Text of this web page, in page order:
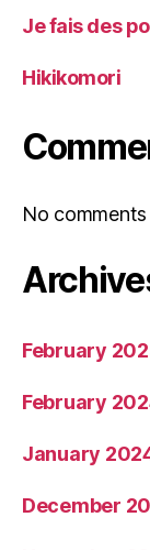
Je fais des
Hikikomori
No
February
February
January
December